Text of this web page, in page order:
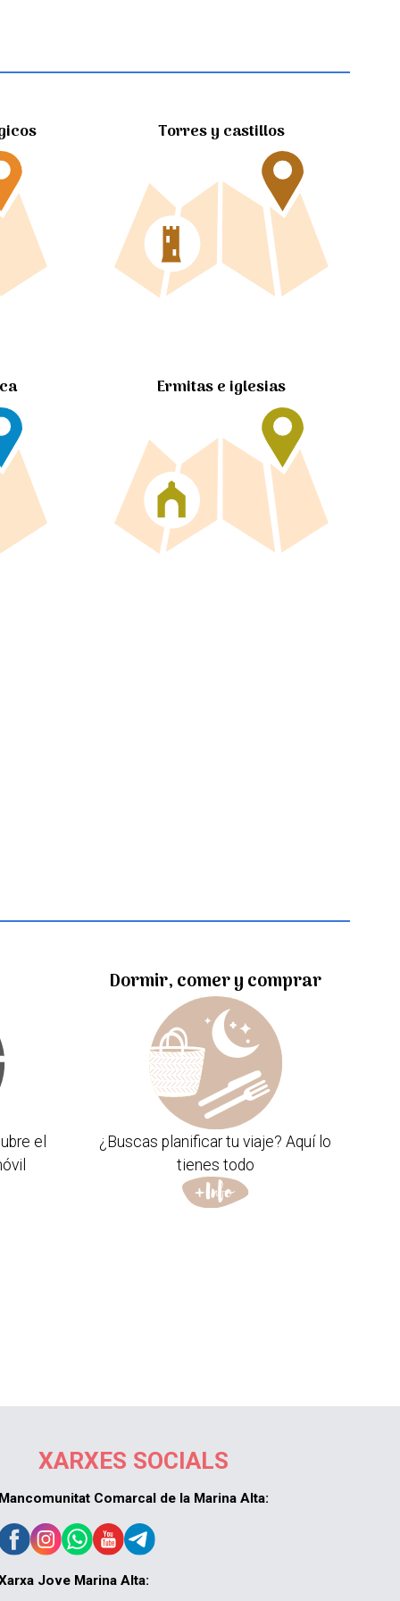
Torres y castillos
Ermitas e iglesias
el
Dormir, comer y comprar
¿Buscas planificar tu viaje? Aquí lo
tienes todo
XARXES SOCIALS
Mancomunitat Comarcal de la Marina Alta:
Jove Marina Alta: